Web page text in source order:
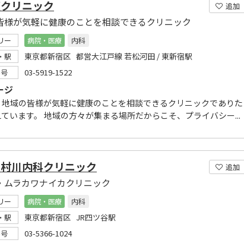
追加
リニック
様が気軽に健康のことを相談できるクリニック
ー 病院・医療
内科
駅
東京都新宿区 都営大江戸線 若松河田 / 東新宿駅
03-5919-1522
ジ
域の皆様が気軽に健康のことを相談できるクリニックでありた
います。 地域の方々が集まる場所だからこそ、プライバシー...
追加
川内科クリニック
ムラカワナイカクリニック
ー 病院・医療
内科
駅
東京都新宿区 JR四ツ谷駅
03-5366-1024